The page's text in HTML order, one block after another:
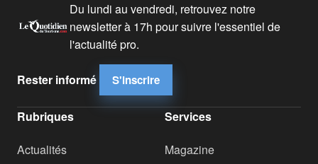
Du lundi au vendredi, retrouvez notre
newsletter à 17h pour suivre l'essentiel de
l'actualité pro.
Rester informé S'inscrire
Rubriques
Actualités
Services
Magazine